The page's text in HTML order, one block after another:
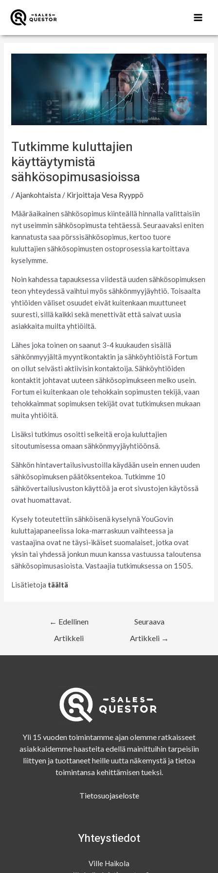
Siirry
Tutkimme kuluttajien
käyttäytymistä
sähkösopimusasioissa
/Ajankohtaista / KirjoittajaVesa Ryyppö
Määräaikainen sähkösopimus kiinteällä hinnalla valittaisiin
nyt useimmin sähkösopimusta tehtäessä. Seuraavaksi eniten
kannatusta saa pörssisähkösopimus, kertoo tuore
kuluttajien sähkösopimusten ostoprosessia kartoittava
kyselymme.
Noin kahdessa tapauksessa viidestä uuden sähkösopimuksen
teon yhteydessä vaihtui myös sähkönmyyjäyhtiö. Toisaalta
yhtiöiden väliset osuudet eivät kuitenkaan muuttuneet
suuresti, sillä kaikki sekä menettivät että saivat uusia
asiakkaita muilta yhtiöiltä.
Lähes joka toinen on saanut 3-4 kuukauden sisällä
sähkönmyyjältä myyntikontaktin ja sähköyhtiöistä Fortum
on ollut selvästi aktiivisin kontaktoija. Sähköyhtiöiden
kontaktit johtavat uuteen sähkösopimukseen melko usein.
Fortum ei kuitenkaan ole tehokkain sopimusten tekijä, vaan
tehokkaimmat sopimuksen tekijät ovat tutkimuksen mukaan
muita yhtiöitä.
Lisäksi tutkimus osoitti selkeitä eroja kuluttajien
sitoutumisessa omaan sähkönmyyjäyhtiöönsä.
Sähkön hintavertailusivustoilla käydään usein ennen uuden
sähkösopimuksen päätöksentekoa. Tutkimme 10
sähkövertailusivuston käyttöä ja erot sivustojen käytössä
ovat huomattavat.
Kysely toteutettiin sähköisenä kyselynä YouGovin
kuluttajapaneelissa loka-marraskuun vaihteessa ja
vastaajina ovat ne täysi-ikäiset suomalaiset, jotka ovat
yksin tai yhdessä jonkun muun kanssa vastuussa taloutensa
sähkösopimusasioista. Vastaajia tutkimuksessa on 1505.
Lisätietoja täältä
Post
← Edellinen
Artikkeli
Seuraava
Artikkeli →
Yli 15 vuoden toimintamme ajan olemme ratkaisseet
asiakkaidemme haasteita edellä mainittuihin tarpeisiin
liittyen ja tuottaneet heille uutta näkemystä ja tietoa
toimintansa kehittämisen tueksi.
Tietosuojaseloste
Yhteystiedot
Ville Haikola